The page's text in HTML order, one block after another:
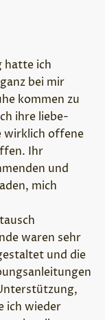
hatte ich
bei mir
kommen zu
ihre liebe-
wirklich offene
Ihr
und
mich
waren sehr
und die
ich wieder